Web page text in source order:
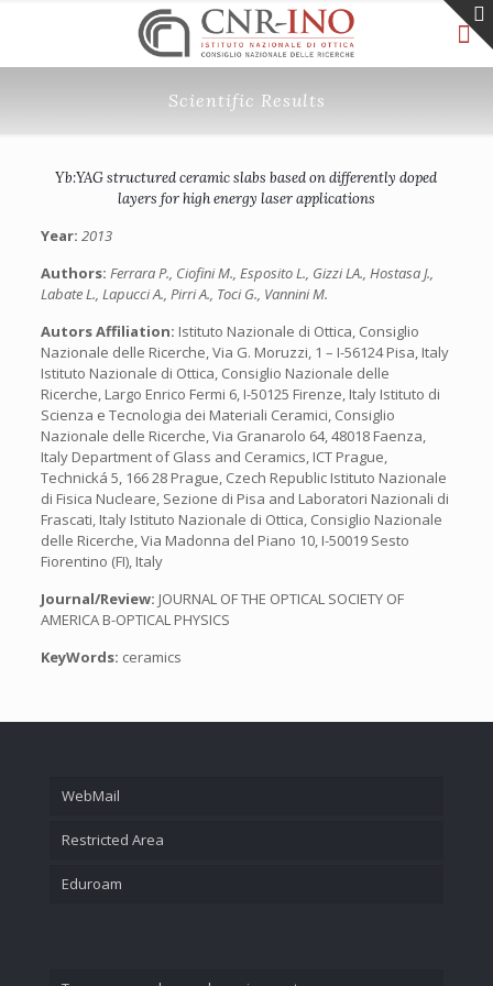
Scientific Results
Yb:YAG structured ceramic slabs based on differently doped
layers for high energy laser applications
Year: 2013
Authors: Ferrara P., Ciofini M., Esposito L., Gizzi LA., Hostasa J.,
Labate L., Lapucci A., Pirri A., Toci G., Vannini M.
Autors Affiliation: Istituto Nazionale di Ottica, Consiglio
Nazionale delle Ricerche, Via G. Moruzzi, 1 – I-56124 Pisa, Italy
Istituto Nazionale di Ottica, Consiglio Nazionale delle
Ricerche, Largo Enrico Fermi 6, I-50125 Firenze, Italy Istituto di
Scienza e Tecnologia dei Materiali Ceramici, Consiglio
Nazionale delle Ricerche, Via Granarolo 64, 48018 Faenza,
Italy Department of Glass and Ceramics, ICT Prague,
Technická 5, 166 28 Prague, Czech Republic Istituto Nazionale
di Fisica Nucleare, Sezione di Pisa and Laboratori Nazionali di
Frascati, Italy Istituto Nazionale di Ottica, Consiglio Nazionale
delle Ricerche, Via Madonna del Piano 10, I-50019 Sesto
Fiorentino (FI), Italy
Journal/Review: JOURNAL OF THE OPTICAL SOCIETY OF
AMERICA B-OPTICAL PHYSICS
KeyWords: ceramics
WebMail
Restricted Area
Eduroam